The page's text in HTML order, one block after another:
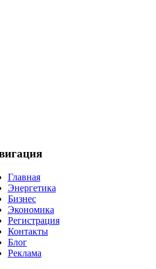
Главная
Энергетика
Бизнес
Экономика
Регистрация
Контакты
Блог
Реклама